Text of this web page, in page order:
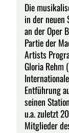
Die
in der neuen
an der Oper
Partie der
Artists
Gloria Rehm
Entführung
seinen
u.a. zuletzt
Mitglieder